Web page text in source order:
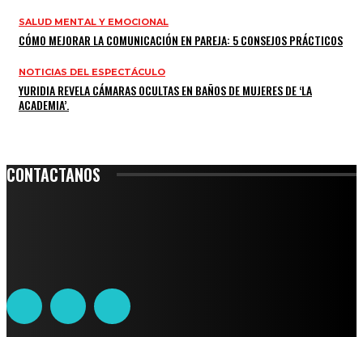
SALUD MENTAL Y EMOCIONAL
CÓMO MEJORAR LA COMUNICACIÓN EN PAREJA: 5 CONSEJOS PRÁCTICOS
NOTICIAS DEL ESPECTÁCULO
YURIDIA REVELA CÁMARAS OCULTAS EN BAÑOS DE MUJERES DE ‘LA
ACADEMIA’.
CONTACTANOS